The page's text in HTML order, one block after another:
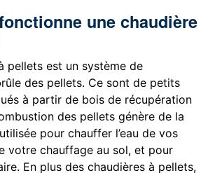
une chaudière
pellets est un système de
des pellets. Ce sont de petits
à partir de bois de récupération
des pellets génère de la
pour chauffer l’eau de vos
votre chauffage au sol, et pour
En plus des chaudières à pellets,